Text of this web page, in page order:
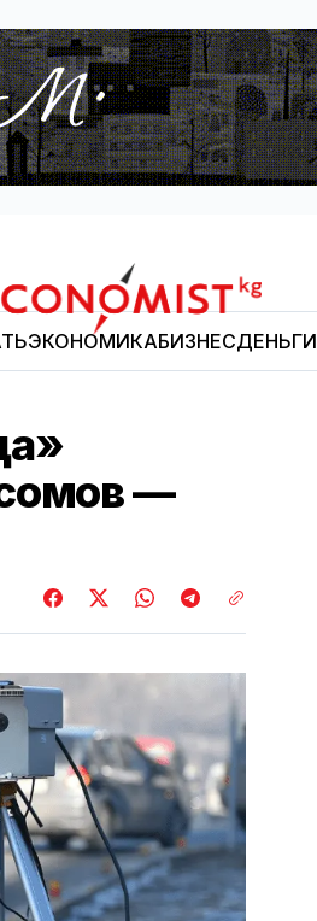
ЭКОНОМИКАБИЗНЕСДЕНЬГИ
—